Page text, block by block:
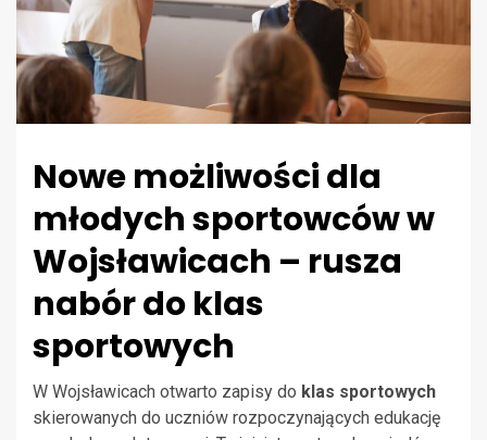
Nowe możliwości dla
młodych sportowców w
Wojsławicach – rusza
nabór do klas
sportowych
W Wojsławicach otwarto zapisy do klas sportowych
skierowanych do uczniów rozpoczynających edukację